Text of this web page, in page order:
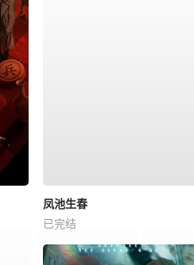
凤池生春
已完结